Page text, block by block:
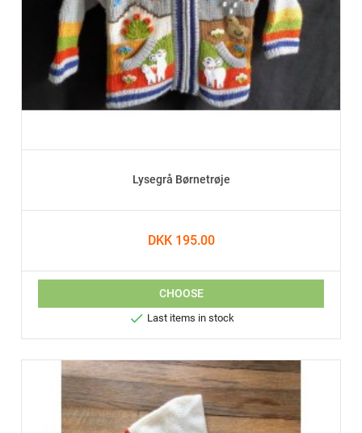
Lysegrå Børnetrøje
DKK 195.00
CHOOSE
 Last items in stock